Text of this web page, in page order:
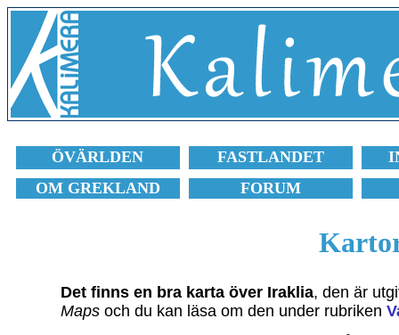
ÖVÄRLDEN FASTLANDET
OM GREKLAND
FORUM
Det finns en bra karta över Iraklia, den är
Maps och du kan läsa om den under rubriken